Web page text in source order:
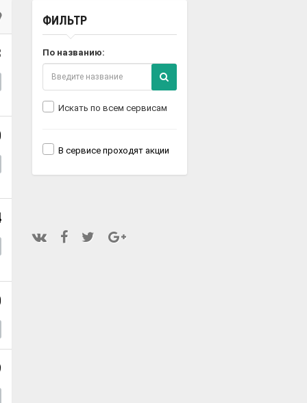
ФИЛЬТР
По названию:
Искать по всем сервисам
В сервисе проходят акции